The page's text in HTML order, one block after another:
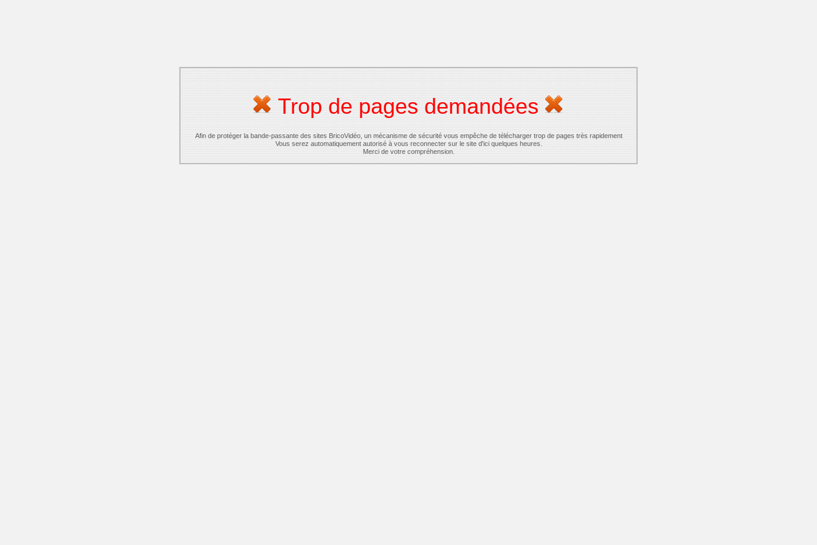
Trop de pages demandées
Afin de protéger la bande-passante des sites BricoVidéo, un mécanisme de sécurité vous empêche de télécharger trop de pages très rapidement
Vous serez automatiquement autorisé à vous reconnecter sur le site d'ici quelques heures.
Merci de votre compréhension.